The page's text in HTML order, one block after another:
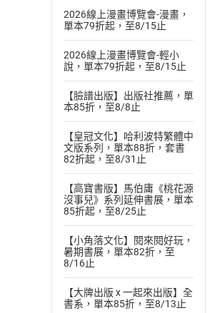
2026線上漫畫博覽會-漫畫，
單本79折起，至8/15止
2026線上漫畫博覽會-輕小
說，單本79折起，至8/15止
【臉譜出版】出版社推薦，單
本85折，至8/8止
【皇冠文化】哈利波特繁體中
文版系列，單本88折，套書
82折起，至8/31止
【高寶書版】馬伯庸《桃花源
沒事兒》系列延伸書展，單本
85折起，至8/25止
【小角落文化】閱來閱好玩，
暑期書展，單本82折，至
8/16止
【大牌出版 x 一起來出版】全
書系，單本85折，至8/13止